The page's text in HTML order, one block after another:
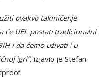
ovakvo takmičenje
će UEL postati tradicionalni
i da ćemo uživati i u
igri”, izjavio je Stefan